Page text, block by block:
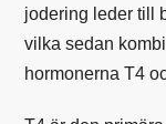
jodering leder till
vilka sedan
hormonerna T4